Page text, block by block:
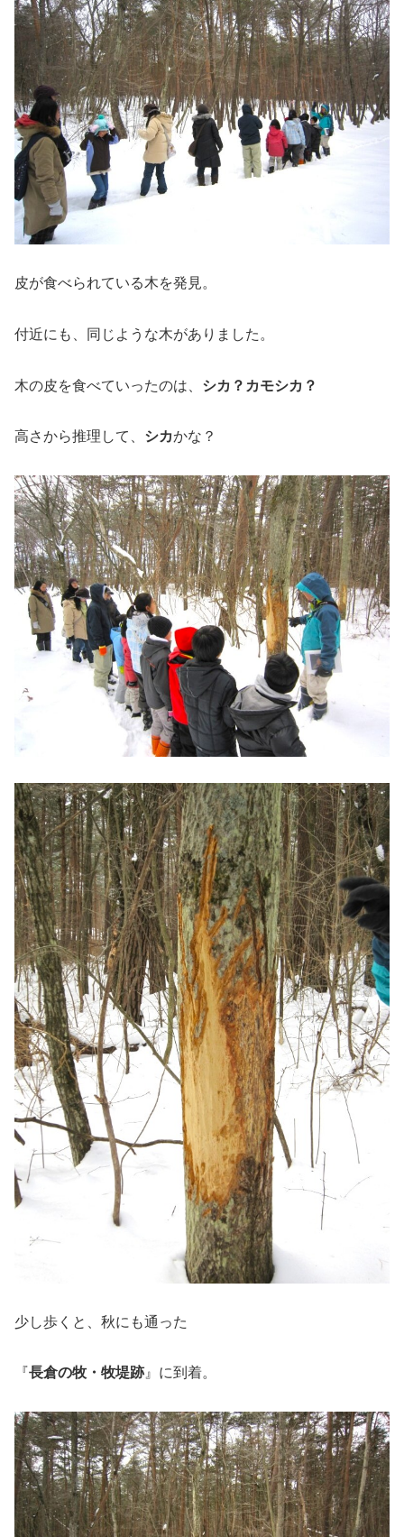
皮が食べられている木を発見。
付近にも、同じような木がありました。
木の皮を食べていったのは、 シカ？カモシカ？
高さから推理して、 シカかな？
少し歩くと、秋にも通った
『 長倉の牧・牧堤跡』に到着。